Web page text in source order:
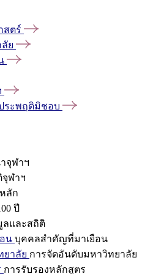
สตร์
ย
ระพฤติมิชอบ
จุฬาฯ
จุฬาฯ
ลัก
ปี
ลและสถิติ
น บุคคลสำคัญที่มาเยือน
ยาลัย การจัดอันดับมหาวิทยาลัย
การรับรองหลักสูตร